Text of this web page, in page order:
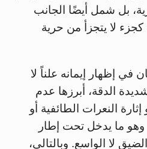
بل شمل أيضًا الجانب
كجزء لا يتجزأ من حرية
في إظهار إيمانه علناً لا
الدقة، أبرزها عدم
النعرات الطائفية أو
وهو ما يدخل تحت إطار
لا الواسع. وبالتالي،